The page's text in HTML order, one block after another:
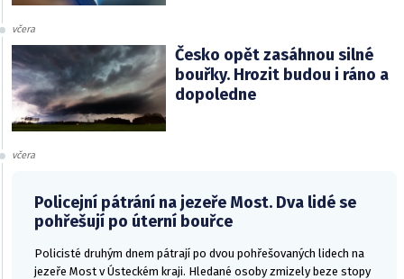
včera
Česko opět zasáhnou silné
bouřky. Hrozit budou i ráno a
dopoledne
včera
Policejní pátrání na jezeře Most. Dva lidé se
pohřešují po úterní bouřce
Policisté druhým dnem pátrají po dvou pohřešovaných lidech na
jezeře Most v Ústeckém kraji. Hledané osoby zmizely beze stopy